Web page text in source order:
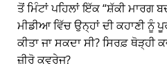
ਤੋਂ ਮਿੰਟਾਂ ਪਹਿਲਾਂ ਇੱਕ ਸ਼ੱਕੀ ਮਾਰਗ
ਮੀਡੀਆ ਵਿੱਚ ਉਨ੍ਹਾਂ ਦੀ ਕਹਾਣੀ ਨੂੰ
ਕੀਤਾ ਜਾ ਸਕਦਾ ਸੀ? ਸਿਰਫ਼
ਜ਼ੀਰੋ ਕਵਰੇਜ?